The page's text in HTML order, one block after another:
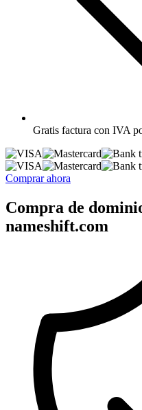
Gratis factura con IVA
Comprar ahora
Compra de
nameshift.com